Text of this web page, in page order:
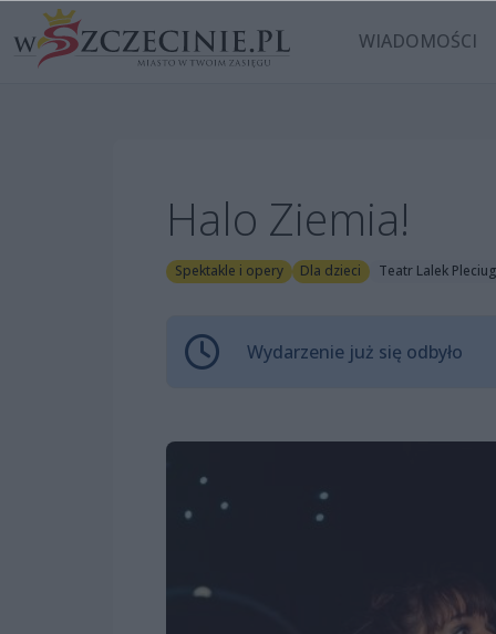
WIADOMOŚCI
Halo Ziemia!
Spektakle i opery Dla dzieci Teatr Lalek
Wydarzenie już się odbyło